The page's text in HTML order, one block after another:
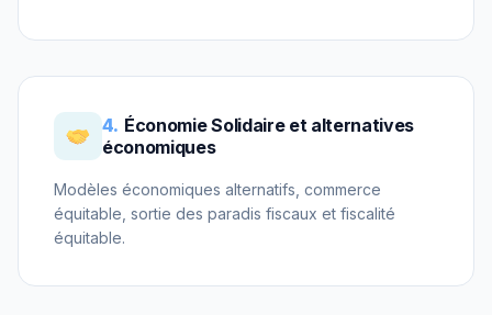
4. Économie Solidaire et alternatives
économiques
Modèles économiques alternatifs, commerce
équitable, sortie des paradis fiscaux et fiscalité
équitable.